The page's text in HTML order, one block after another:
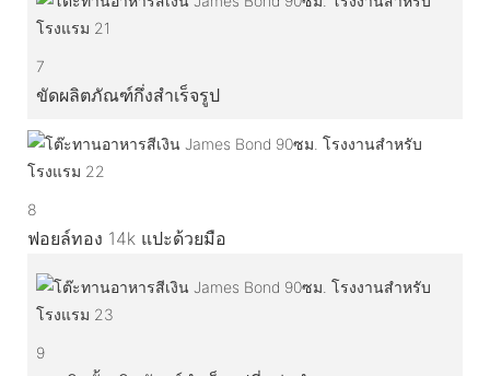
7
ขัดผลิตภัณฑ์กึ่งสำเร็จรูป
8
ฟอยล์ทอง 14k แปะด้วยมือ
9